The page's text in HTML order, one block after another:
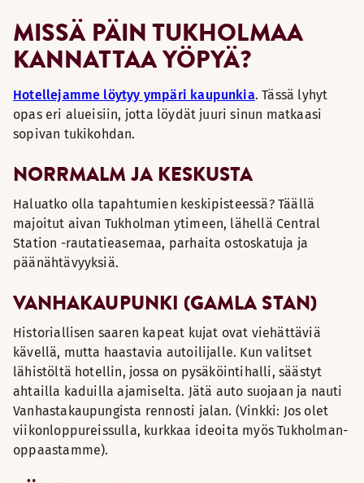
MISSÄ PÄIN TUKHOLMAA
KANNATTAA YÖPYÄ?
Hotellejamme löytyy ympäri kaupunkia. Tässä lyhyt
opas eri alueisiin, jotta löydät juuri sinun matkaasi
sopivan tukikohdan.
NORRMALM JA KESKUSTA
Haluatko olla tapahtumien keskipisteessä? Täällä
majoitut aivan Tukholman ytimeen, lähellä Central
Station -rautatieasemaa, parhaita ostoskatuja ja
päänähtävyyksiä.
VANHAKAUPUNKI (GAMLA STAN)
Historiallisen saaren kapeat kujat ovat viehättäviä
kävellä, mutta haastavia autoilijalle. Kun valitset
lähistöltä hotellin, jossa on pysäköintihalli, säästyt
ahtailla kaduilla ajamiselta. Jätä auto suojaan ja nauti
Vanhastakaupungista rennosti jalan. (Vinkki: Jos olet
viikonloppureissulla, kurkkaa ideoita myös Tukholman-
oppaastamme).